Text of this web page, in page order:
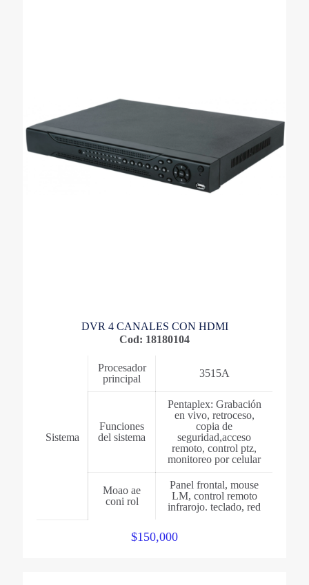
DVR 4 CANALES CON HDMI
Cod: 18180104
Sistema
Procesador
principal
3515A
Funciones
del sistema
Pentaplex: Grabación
en vivo, retroceso,
copia de
seguridad,acceso
remoto, control ptz,
monitoreo por celular
Moao ae
coni rol
Panel frontal, mouse
LM, control remoto
infrarojo. teclado, red
$150,000